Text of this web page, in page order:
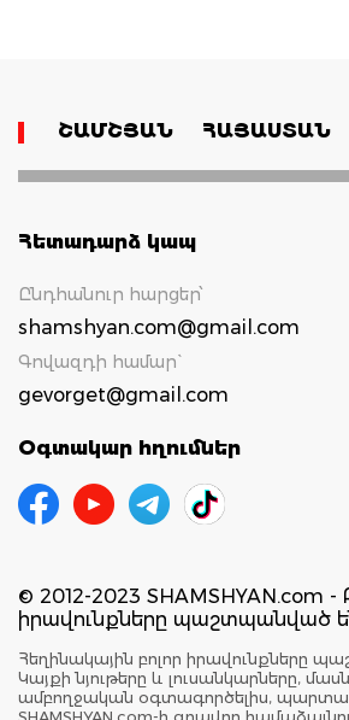
ՇԱՄՇՅԱՆ ՀԱՅԱՍՏԱՆ
Հետադարձ կապ
Ընդհանուր հարցեր՝
shamshyan.com@gmail.com
Գովազդի համար`
gevorget@gmail.com
Օգտակար հղումներ
© 2012-2023 SHAMSHYAN.com -
իրավունքները պաշտպանված
Հեղինակային բոլոր իրավունքները
Կայքի նյութերը և լուսանկարները,
ամբողջական օգտագործելիս,
SHAMSHYAN.com-ի գրավոր